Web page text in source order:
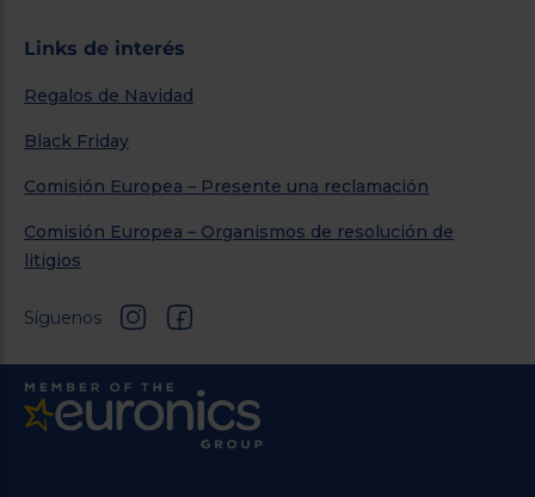
Links de interés
Regalos de Navidad
Black Friday
Comisión Europea – Presente una reclamación
Comisión Europea – Organismos de resolución de
litigios
Síguenos